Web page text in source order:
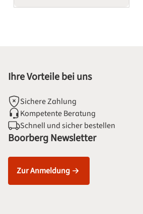
Ihre Vorteile bei uns
Sichere Zahlung
Kompetente Beratung
Schnell und sicher bestellen
Boorberg Newsletter
Zur Anmeldung